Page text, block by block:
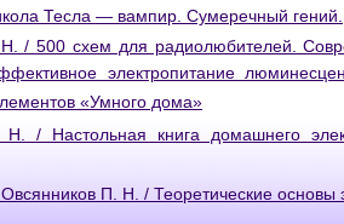
Тесла — вампир. Сумеречный гений.
/ 500 схем для радиолюбителей.
электропитание
«Умного дома»
/ Настольная книга домашнего
П. Н. / Теоретические основы